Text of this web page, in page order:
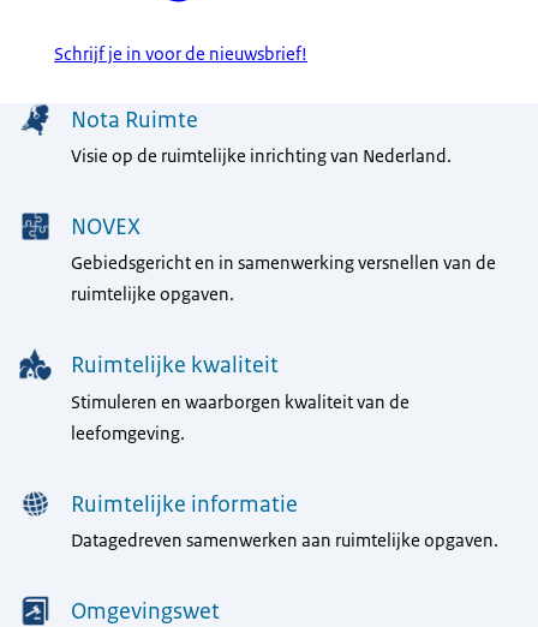
Schrijf je in voor de nieuwsbrief!
Menu Nota Ruimte
Visie op de ruimtelijke inrichting van Nederland.
NOVEX
Gebiedsgericht en in samenwerking versnellen van de
ruimtelijke opgaven.
Ruimtelijke kwaliteit
Stimuleren en waarborgen kwaliteit van de
leefomgeving.
Ruimtelijke informatie
Datagedreven samenwerken aan ruimtelijke opgaven.
Omgevingswet